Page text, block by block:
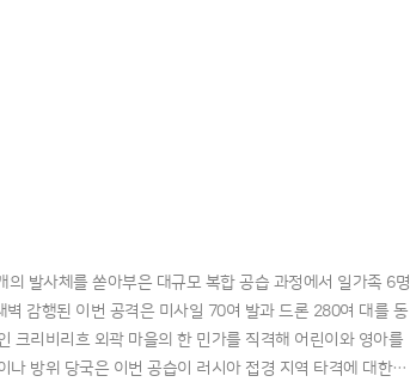
발사체를 쏟아부은 대규모 복합 공습 과정에서 일가족 6명
감행된 이번 공격은 미사일 70여 발과 드론 280여 대를 동
크리비리흐 외곽 마을의 한 민가를 직격해 어린이와 영아를
나 방위 당국은 이번 공습이 러시아 접경 지역 타격에 대한